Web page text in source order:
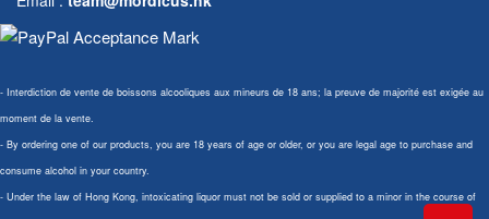
- Interdiction de vente de boissons alcooliques aux mineurs de 18 ans; la preuve de majorité est exigée au
moment de la vente.
- By ordering one of our products, you are 18 years of age or older, or you are legal age to purchase and
consume alcohol in your country.
- Under the law of Hong Kong, intoxicating liquor must not be sold or supplied to a minor in the course of